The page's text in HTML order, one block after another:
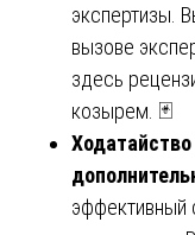
экспертизы.
вызове
здесь
козырем. 🃏
эффективный